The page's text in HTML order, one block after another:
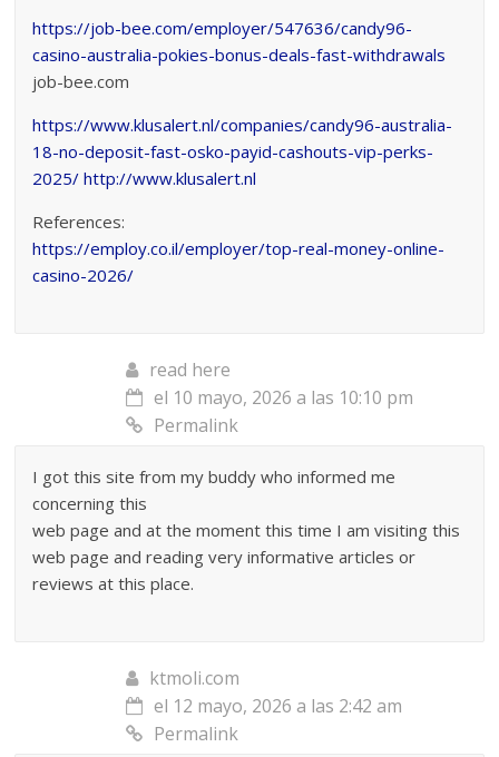
https://job-bee.com/employer/547636/candy96-
casino-australia-pokies-bonus-deals-fast-withdrawals
job-bee.com
https://www.klusalert.nl/companies/candy96-australia-
18-no-deposit-fast-osko-payid-cashouts-vip-perks-
2025/ http://www.klusalert.nl
References:
https://employ.co.il/employer/top-real-money-online-
casino-2026/
read here
el 10 mayo, 2026 a las 10:10 pm
Permalink
I got this site from my buddy who informed me
concerning this
web page and at the moment this time I am visiting this
web page and reading very informative articles or
reviews at this place.
ktmoli.com
el 12 mayo, 2026 a las 2:42 am
Permalink